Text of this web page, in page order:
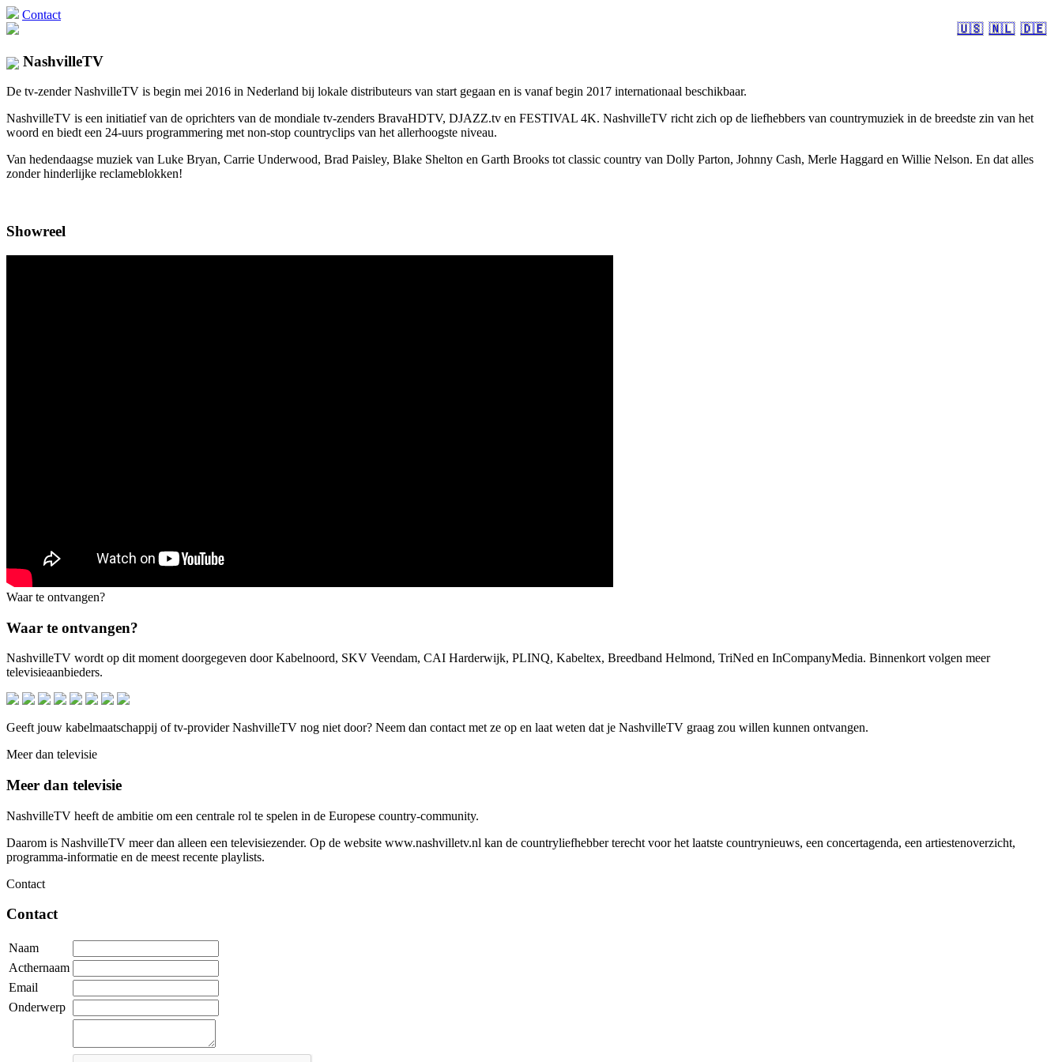
Contact
🇺🇸 🇳🇱 🇩🇪
NashvilleTV
De tv-zender NashvilleTV is begin mei 2016 in Nederland bij lokale distributeurs van start gegaan en is vanaf begin 2017 internationaal beschikbaar.
NashvilleTV is een initiatief van de oprichters van de mondiale tv-zenders BravaHDTV, DJAZZ.tv en FESTIVAL 4K. NashvilleTV richt zich op de liefhebbers van countrymuziek in de breedste zin van het
woord en biedt een 24-uurs programmering met non-stop countryclips van het allerhoogste niveau.
Van hedendaagse muziek van Luke Bryan, Carrie Underwood, Brad Paisley, Blake Shelton en Garth Brooks tot classic country van Dolly Parton, Johnny Cash, Merle Haggard en Willie Nelson. En dat alles
zonder hinderlijke reclameblokken!
Showreel
Waar te ontvangen?
Waar te ontvangen?
NashvilleTV wordt op dit moment doorgegeven door Kabelnoord, SKV Veendam, CAI Harderwijk, PLINQ, Kabeltex, Breedband Helmond, TriNed en InCompanyMedia. Binnenkort volgen meer
televisieaanbieders.
Geeft jouw kabelmaatschappij of tv-provider NashvilleTV nog niet door? Neem dan contact met ze op en laat weten dat je NashvilleTV graag zou willen kunnen ontvangen.
Meer dan televisie
Meer dan televisie
NashvilleTV heeft de ambitie om een centrale rol te spelen in de Europese country-community.
Daarom is NashvilleTV meer dan alleen een televisiezender. Op de website www.nashvilletv.nl kan de countryliefhebber terecht voor het laatste countrynieuws, een concertagenda, een artiestenoverzicht,
programma-informatie en de meest recente playlists.
Contact
Contact
Naam
Acthernaam
Email
Onderwerp